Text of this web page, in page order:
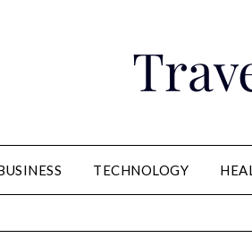
TECHNOLOGY